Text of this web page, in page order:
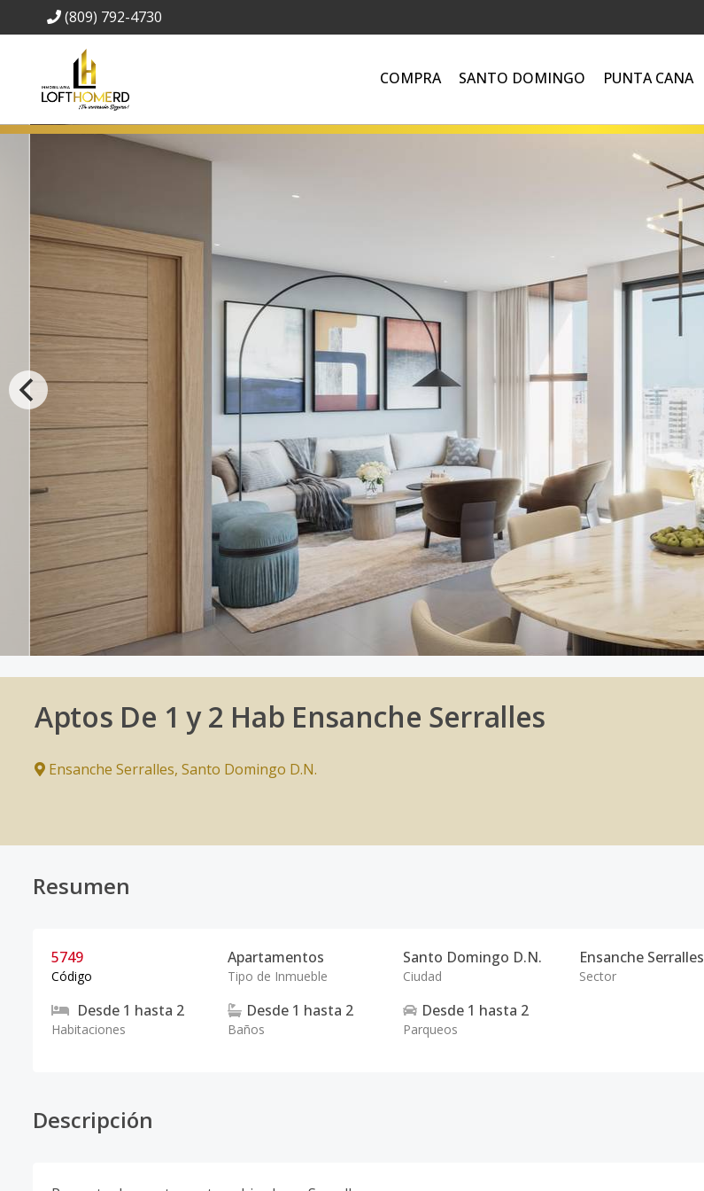
(809) 792-4730
COMPRA SANTO DOMINGO PUNTA CANA
Aptos De 1 y 2 Hab Ensanche Serralles
Ensanche Serralles, Santo Domingo D.N.
Resumen
5749
Código
Apartamentos
Tipo de Inmueble
Santo Domingo D.N.
Ciudad
Ensanche Serralles
Sector
Desde 1 hasta 2
Habitaciones
Desde 1 hasta 2
Baños
Desde 1 hasta 2
Parqueos
Descripción